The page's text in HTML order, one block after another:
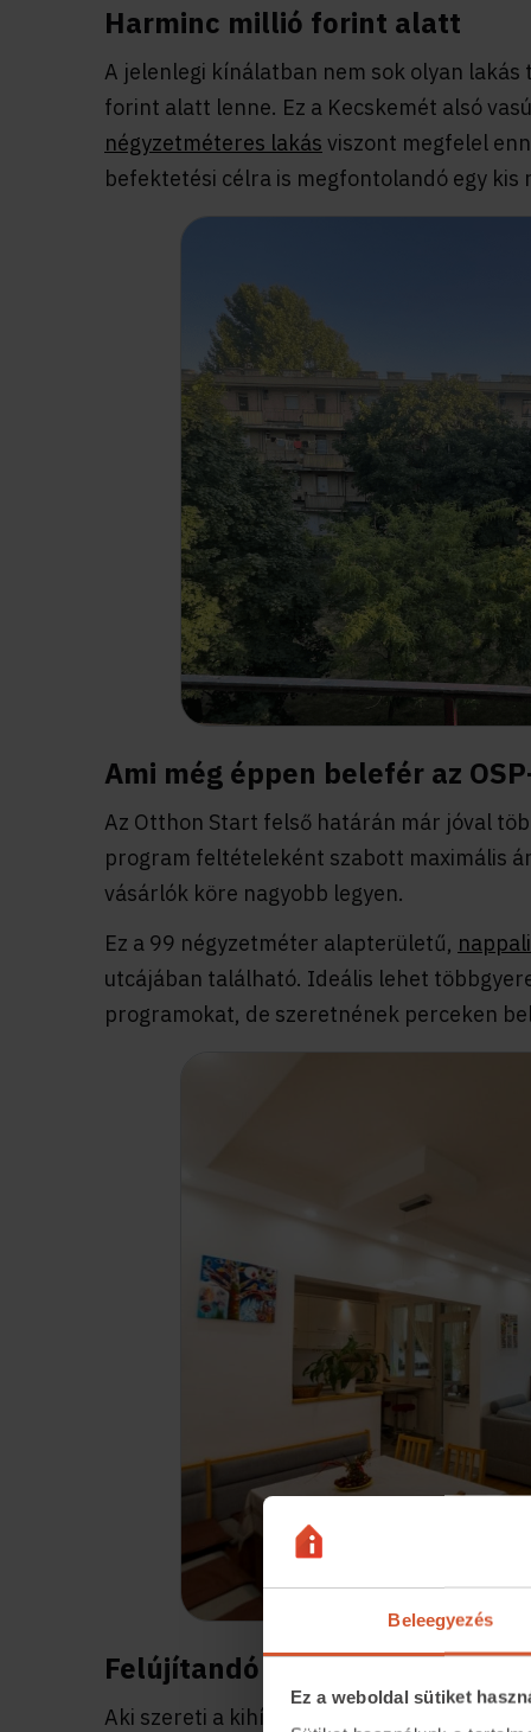
Beleegyezés
Ez a weboldal sütiket
Harminc millió forint alatt
A jelenlegi kínálatban nem sok olyan
forint alatt lenne. Ez a Kecskemét alsó
négyzetméteres lakás viszont megfelel
befektetési célra is megfontolandó egy kis
Ami még éppen belefér az
Az Otthon Start felső határán már jóval
program feltételeként szabott maximális
vásárlók köre nagyobb legyen.
Ez a 99 négyzetméter alapterületű,
utcájában található. Ideális lehet
programokat, de szeretnének perceken
Felújítandó előnyben?
Aki szereti a kihívásokat, és meg szeretné